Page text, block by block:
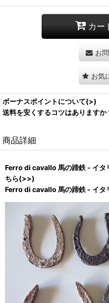
カー
お
お気
ボーナスポイントについて(>)
送料を安くするコツはあります
商品詳細
Ferro di cavallo 馬の蹄鉄 - イタ
ちら(>>)
Ferro di cavallo 馬の蹄鉄 - イタ